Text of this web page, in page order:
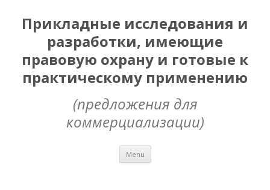
Прикладные исследования и
разработки, имеющие
правовую охрану и готовые к
практическому применению
(предложения для
коммерциализации)
Menu Skip
content